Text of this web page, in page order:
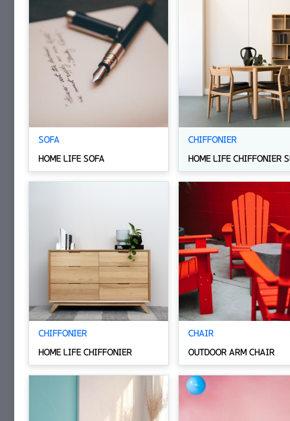
SOFA
HOME LIFE SOFA
CHIFFONIER
HOME LIFE CHIFFONIER
CHIFFONIER
HOME LIFE CHIFFONIER
CHAIR
OUTDOOR ARM CHAIR